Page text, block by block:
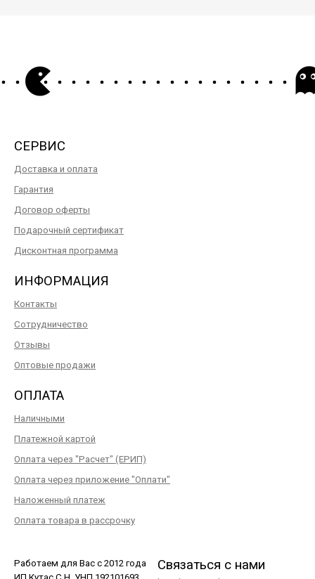
СЕРВИС
Доставка и оплата
Гарантия
Договор оферты
Подарочный сертификат
Дисконтная программа
ИНФОРМАЦИЯ
Контакты
Сотрудничество
Отзывы
Оптовые продажи
ОПЛАТА
Наличными
Платежной картой
Оплата через "Расчет" (ЕРИП)
Оплата через приложение "Оплати"
Наложенный платеж
Оплата товара в рассрочку
Работаем для Вас с 2012 года
Связаться с нами